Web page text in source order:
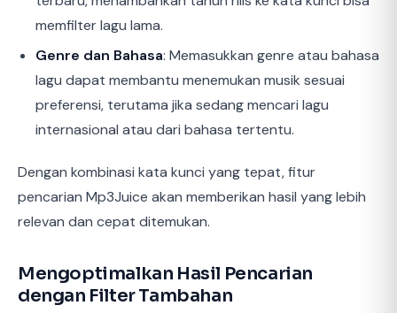
memfilter lagu lama.
Genre dan Bahasa: Memasukkan genre atau bahasa
lagu dapat membantu menemukan musik sesuai
preferensi, terutama jika sedang mencari lagu
internasional atau dari bahasa tertentu.
Dengan kombinasi kata kunci yang tepat, fitur
pencarian Mp3Juice akan memberikan hasil yang lebih
relevan dan cepat ditemukan.
Mengoptimalkan Hasil Pencarian
dengan Filter Tambahan